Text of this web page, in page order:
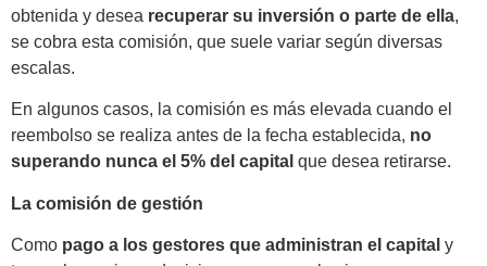
obtenida y desea recuperar su inversión o parte de ella,
se cobra esta comisión, que suele variar según diversas
escalas.
En algunos casos, la comisión es más elevada cuando el
reembolso se realiza antes de la fecha establecida, no
superando nunca el 5% del capital que desea retirarse.
La comisión de gestión
Como pago a los gestores que administran el capital y